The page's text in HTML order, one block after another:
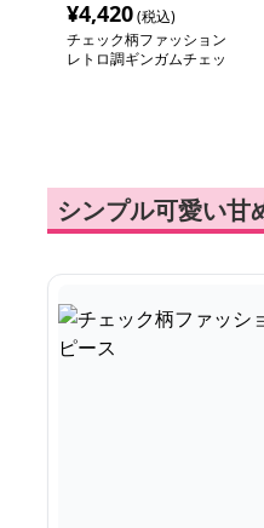
¥4,420(税込)
チェック柄ファッション
レトロ調ギンガムチェッ
シンプル可愛い甘